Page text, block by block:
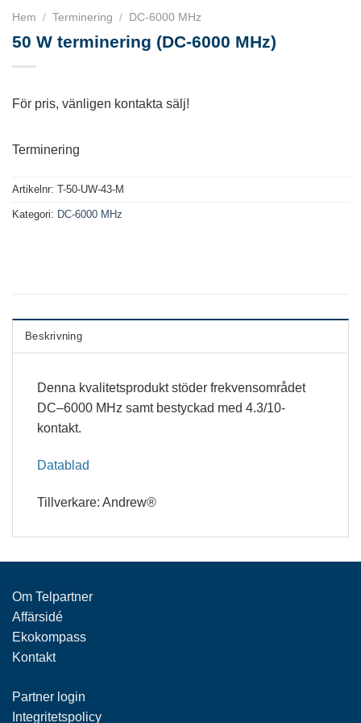
Hem / Terminering / DC-6000 MHz
50 W terminering (DC-6000 MHz)
För pris, vänligen kontakta sälj!
Terminering
Artikelnr: T-50-UW-43-M
Kategori: DC-6000 MHz
Beskrivning
Denna kvalitetsprodukt stöder frekvensområdet
DC–6000 MHz samt bestyckad med 4.3/10-
kontakt.
Datablad
Tillverkare: Andrew®
Om Telpartner
Affärsidé
Ekokompass
Kontakt
Partner login
Integritetspolicy